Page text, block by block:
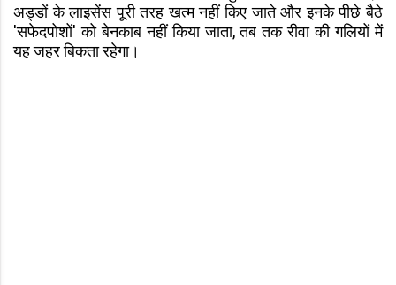
अड्डों के लाइसेंस पूरी तरह खत्म नहीं किए जाते और इनके पीछे बैठे
'सफेदपोशों' को बेनकाब नहीं किया जाता, तब तक रीवा की गलियों में
यह जहर बिकता रहेगा।